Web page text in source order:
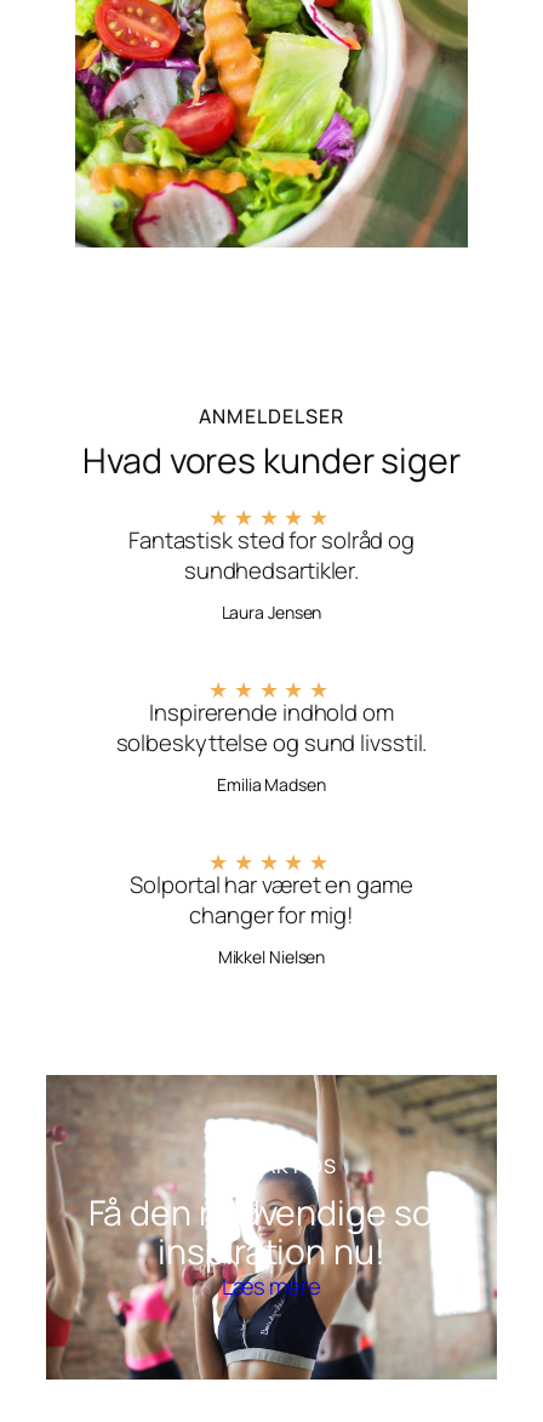
ANMELDELSER
Hvad vores kunder siger
★ ★ ★ ★ ★
Fantastisk sted for solråd og
sundhedsartikler.
Laura Jensen
★ ★ ★ ★ ★
Inspirerende indhold om
solbeskyttelse og sund livsstil.
Emilia Madsen
★ ★ ★ ★ ★
Solportal har været en game
changer for mig!
Mikkel Nielsen
KONTAKT OS
Få den nødvendige sol-
inspiration nu!
Læs mere